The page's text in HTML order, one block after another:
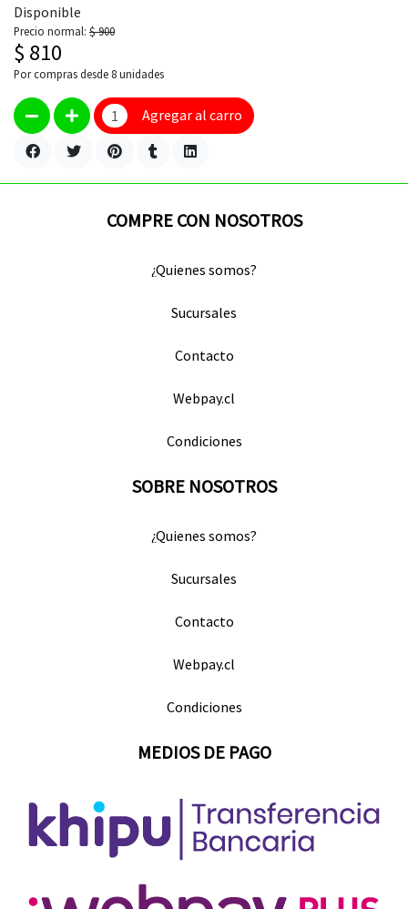
Disponible
Precio normal: $ 900
$ 810
Por compras desde 8unidades
Agregar al carro
COMPRE CON NOSOTROS
¿Quienes somos?
Sucursales
Contacto
Webpay.cl
Condiciones
SOBRE NOSOTROS
¿Quienes somos?
Sucursales
Contacto
Webpay.cl
Condiciones
MEDIOS DE PAGO